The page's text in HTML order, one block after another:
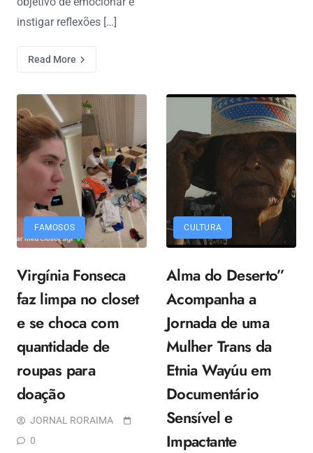
instigar reflexões […]
Read More
FAMOSOS
Virgínia Fonseca
faz limpa no closet
e se choca com
quantidade de
roupas para
doação
JORNAL RORAIMA
0
CULTURA
Alma do Deserto”
Acompanha a
Jornada de uma
Mulher Trans da
Etnia Wayúu em
Documentário
Sensível e
Impactante